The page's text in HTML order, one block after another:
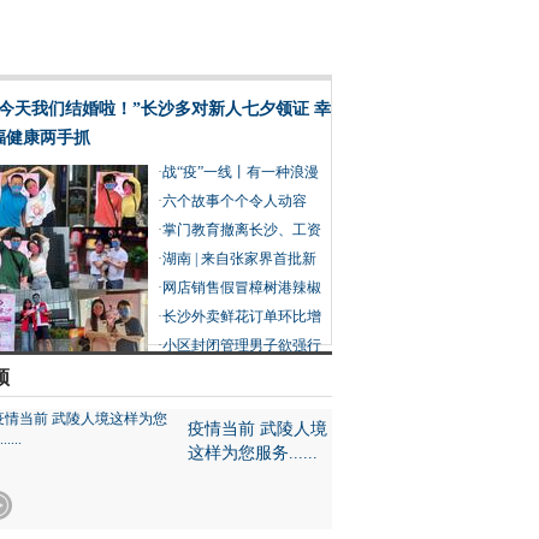
天我们结婚啦！”长沙多对新人七夕领证 幸
健康两手抓
·战“疫”一线丨有一种浪漫
叫并肩作战
·六个故事个个令人动容
在“疫”线过七夕也分外浪
漫
·掌门教育撤离长沙、工资
赔偿没着落 创始人建议员
工重新谋职
·湖南 | 来自张家界首批新
冠肺炎康复患者的感谢信
· 网店销售假冒樟树港辣椒
被判赔 产业协会：假的近
20万亩
·长沙外卖鲜花订单环比增
长15倍 外卖送礼成90后七
·小区封闭管理男子欲强行
疫情当前 武陵人境
这样为您服务......